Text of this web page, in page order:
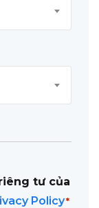
tư của
Policy*